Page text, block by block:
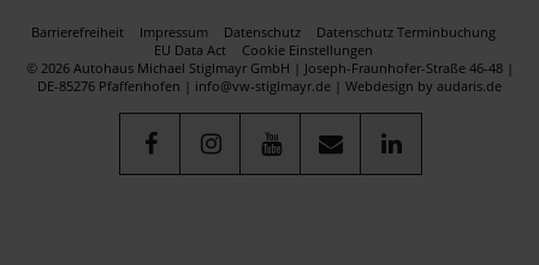
Barrierefreiheit Impressum Datenschutz
Datenschutz Terminbuchung
EU Data Act
Cookie Einstellungen
© 2026 Autohaus Michael Stiglmayr GmbH | Joseph-Fraunhofer-Straße 46-48 |
DE-85276 Pfaffenhofen | info@vw-stiglmayr.de | Webdesign by audaris.de